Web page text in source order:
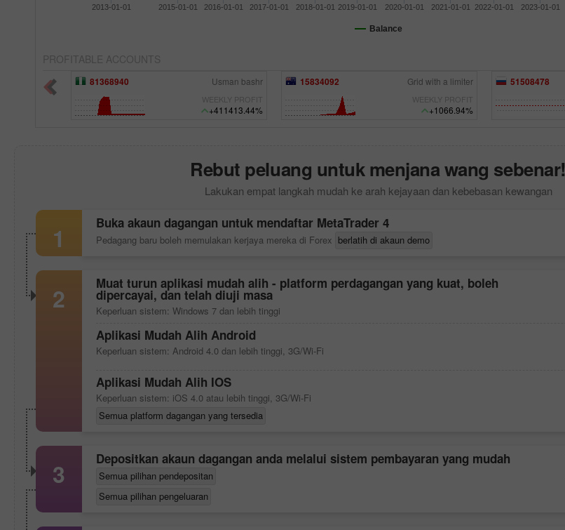
Balance
2013-01-01 2015-01-01 2016-01-01 2017-01-01 2018-01-01 2019-01-01 2020-01-01 2021-01-01 2022-01-01 2023-01-01
PROFITABLE ACCOUNTS
Usman bashr 15834092 Grid with a limiter
WEEKLY PROFIT
+1066.94%
51508478 OVER HORIZON
WEEKLY PROFIT
+856.75%
72021997
Rebut peluang untuk menjana wang sebenar!
Lakukan empat langkah mudah ke arah kejayaan dan kebebasan kewangan
1 Buka akaun dagangan untuk mendaftar MetaTrader 4
Pedagang baru boleh memulakan kerjaya mereka di Forex berlatih di akaun demo
2 Muat turun aplikasi mudah alih - platform perdagangan yang kuat, boleh
dipercayai, dan telah diuji masa
Keperluan sistem: Windows 7 dan lebih tinggi
Aplikasi Mudah Alih Android
Keperluan sistem: Android 4.0 dan lebih tinggi, 3G/Wi-Fi
Aplikasi Mudah Alih IOS
Keperluan sistem: iOS 4.0 atau lebih tinggi, 3G/Wi-Fi
Semua platform dagangan yang tersedia
3 Depositkan akaun dagangan anda melalui sistem pembayaran yang mudah
Semua pilihan pendepositan
Semua pilihan pengeluaran
Bonus Kelab InstaForex